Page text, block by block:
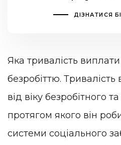
ДІЗНАТИСЯ
Яка тривалість
безробіттю.
від віку безробітного
протягом якого він
системи соціального